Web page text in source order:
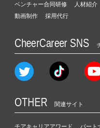
ベンチャー合同研修
人材紹介
動画制作
採用代行
CheerCareer SNS
OTHER 関連サイト
チアキャリアアワード パート